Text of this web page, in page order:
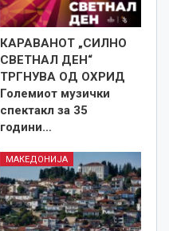
КАРАВАНОТ „СИЛНО
СВЕТНАЛ ДЕН“
ТРГНУВА ОД ОХРИД
Големиот музички
спектакл за 35
години…
МАКЕДОНИЈА